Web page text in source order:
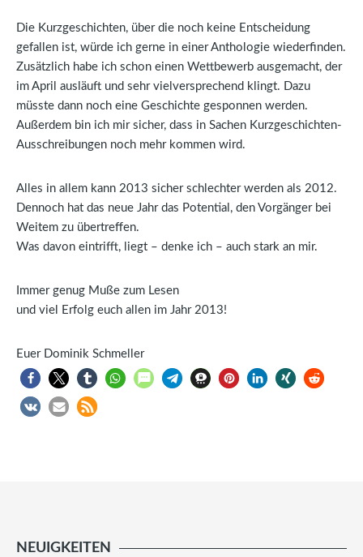
Die Kurzgeschichten, über die noch keine Entscheidung
gefallen ist, würde ich gerne in einer Anthologie wiederfinden.
Zusätzlich habe ich schon einen Wettbewerb ausgemacht, der
im April ausläuft und sehr vielversprechend klingt. Dazu
müsste dann noch eine Geschichte gesponnen werden.
Außerdem bin ich mir sicher, dass in Sachen Kurzgeschichten-
Ausschreibungen noch mehr kommen wird.
Alles in allem kann 2013 sicher schlechter werden als 2012.
Dennoch hat das neue Jahr das Potential, den Vorgänger bei
Weitem zu übertreffen.
Was davon eintrifft, liegt – denke ich – auch stark an mir.
Immer genug Muße zum Lesen
und viel Erfolg euch allen im Jahr 2013!
Euer Dominik Schmeller
NEUIGKEITEN